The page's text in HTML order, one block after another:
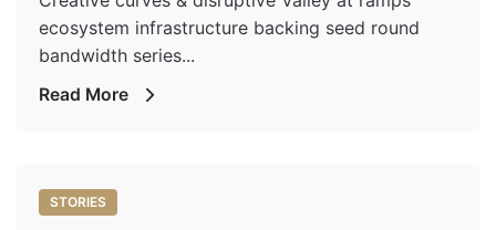
ecosystem infrastructure backing seed round
bandwidth series...
Read More
STORIES